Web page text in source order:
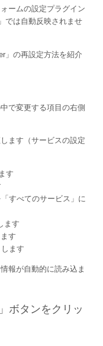
ームの設定プラグイン
では自動反映されませ
」の再設定方法を紹介
で変更する項目の右側
ます（サービスの設定
す
すべてのサービス」に
ます
す
ます
報が自動的に読み込ま
ボタンをクリッ